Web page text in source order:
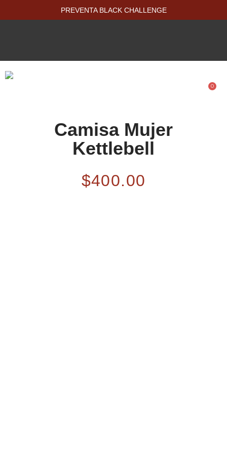
PREVENTA BLACK CHALLENGE
0
Camisa Mujer
Kettlebell
$400.00